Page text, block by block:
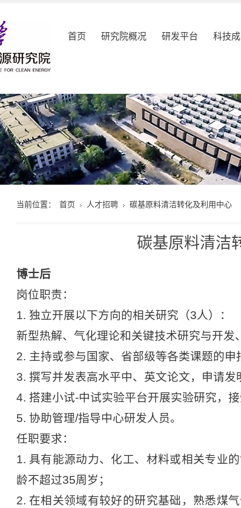
首页 研究院概况 研发平台 科技
当前位置： 首页 人才招聘 碳基原料清洁转化及利用中心
碳基原料清洁
博士后
岗位职责：
1. 独立开展以下方向的相关研究（3人）：
新型热解、气化理论和关键技术研究与开发
2. 主持或参与国家、省部级等各类课题的申
3. 撰写并发表高水平中、英文论文，申请发
4. 搭建小试-中试实验平台开展实验研究，接
5. 协助管理/指导中心研发人员。
任职要求：
1. 具有能源动力、化工、材料或相关专业
龄不超过35周岁；
2. 在相关领域有较好的研究基础，熟悉煤